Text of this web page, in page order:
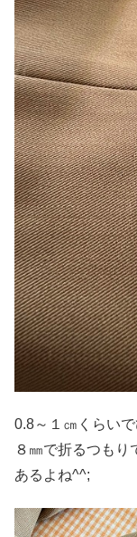
0.8～１㎝くらいで
８㎜で折るつも
あるよね^^;